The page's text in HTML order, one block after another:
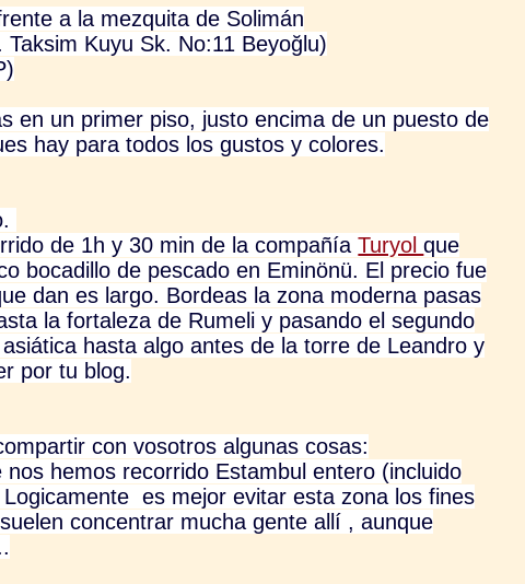
a la mezquita de Solimán
Kuyu Sk. No:11 Beyoğlu)
en un primer piso, justo encima de un puesto de
hay para todos los gustos y colores.
de 1h y 30 min de la compañíaTuryolque
bocadillo de pescado en Eminönü. El precio fue
dan es largo. Bordeas la zona moderna pasas
la fortaleza de Rumeli y pasando el segundo
hasta algo antes de la torre de Leandro y
por tu blog.
con vosotros algunas cosas:
hemos recorrido Estambul entero (incluido
es mejor evitar esta zona los fines
concentrar mucha gente allí , aunque